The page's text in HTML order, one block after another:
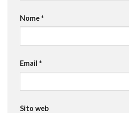
Nome*
Email *
Sito web